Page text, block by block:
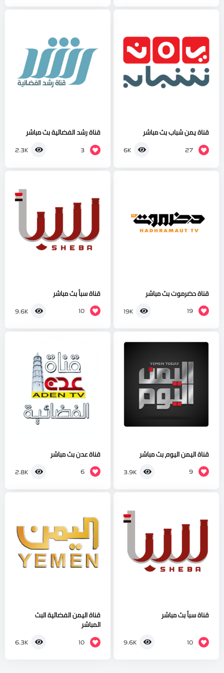
قناة يمن شباب بث مباشر
27
6K
قناة رشد الفضائية بث مباشر
3
2.3K
قناة حضرموت بث مباشر
19
19K
قناة سبأ بث مباشر
10
9.6K
قناة اليمن اليوم بث مباشر
9
3.9K
قناة عدن بث مباشر
6
2.8K
قناة سبأ بث مباشر
10
9.6K
قناة اليمن الفضائية البث
المباشر
10
6.3K